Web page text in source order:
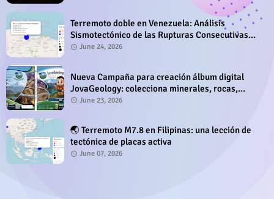
Terremoto doble en Venezuela: Análisis
Sismotectónico de las Rupturas Consecutivas
del 24 de Junio de 2026
June 24, 2026
Nueva Campaña para creación álbum digital
JovaGeology: colecciona minerales, rocas,
fósiles y sitios geológicos
June 23, 2026
🌏 Terremoto M7.8 en Filipinas: una lección de
tectónica de placas activa
June 07, 2026